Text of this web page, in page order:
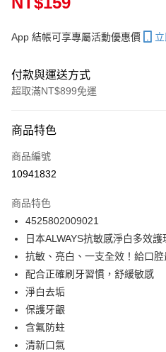
App 結帳可享專屬活動優惠價
付款與運送方式
超取滿NT$899免運
信用卡一次付款
信用卡分期付款
合作金庫商業銀行
華南商業銀行
上海商業儲蓄銀行
國泰世華商業銀行
臺灣中小企業銀行
匯豐（台灣）商業銀行
聯邦商業銀行
元大商業銀行
玉山商業銀行
台新國際商業銀行
LINE Pay
Apple Pay
街口支付
Google Pay
商品特色
商品編號
10941832
商品特色
4525802009021
日本ALWAYS抗敏感淨白多效
抗敏、亮白、一支全效！給口
配合正確刷牙習慣，舒緩敏感
淨白去垢
保護牙齦
含氟防蛀
清新口氣